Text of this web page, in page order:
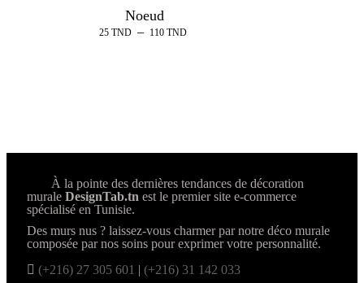
Noeud
25 TND – 110 TND
À la pointe des dernières tendances de décoration
murale DesignTab.tn est le premier site e-commerce
spécialisé en Tunisie.
Des murs nus ? laissez-vous charmer par notre déco murale
composée par nos soins pour exprimer votre personnalité.
(+216) 27 305 601 | (+216) 31 142 033